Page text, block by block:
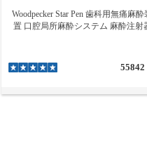
Woodpecker Star Pen 歯科用無痛麻酔
置 口腔局所麻酔システム 麻酔注射
55842